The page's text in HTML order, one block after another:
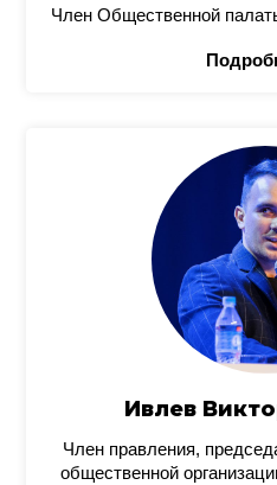
Член Общественной
Ивлев
Член правления,
общественной